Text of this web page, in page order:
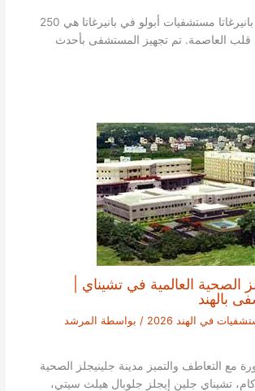
مستشفى أبولو، بانيرغاتا مستشفيات أبولو في بانيرغاتا هي 250
قلب العاصمة. تم تجهيز المستشفى بأحدث
الصحية العالمية في تشيناي |
بالهند
في الهند 2026 / بواسطة المرشد
مع التعاطف والتميز مدينة جلينيجلز الصحية
تشيناي جلين إيجلز جلوبال هيلث سيتي،